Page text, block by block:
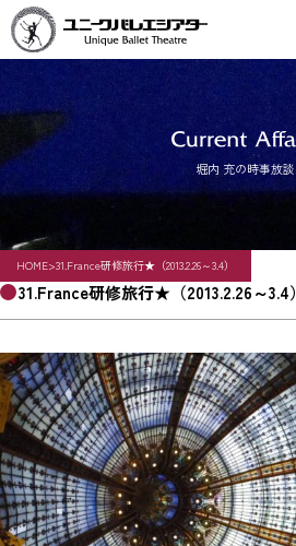
content
堀内 充の時事放談
HOME>31.France研修旅行★（2013.2.26～3.4）
31.France研修旅行★（2013.2.26～3.4）